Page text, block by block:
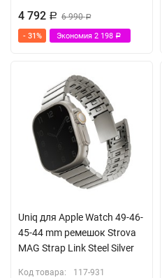
4 792 Р 6 990Р
- 31% Экономия 2 198 Р
Uniq для Apple Watch 49-46-
45-44 mm ремешок Strova
MAG Strap Link Steel Silver
Код товара: 117-931